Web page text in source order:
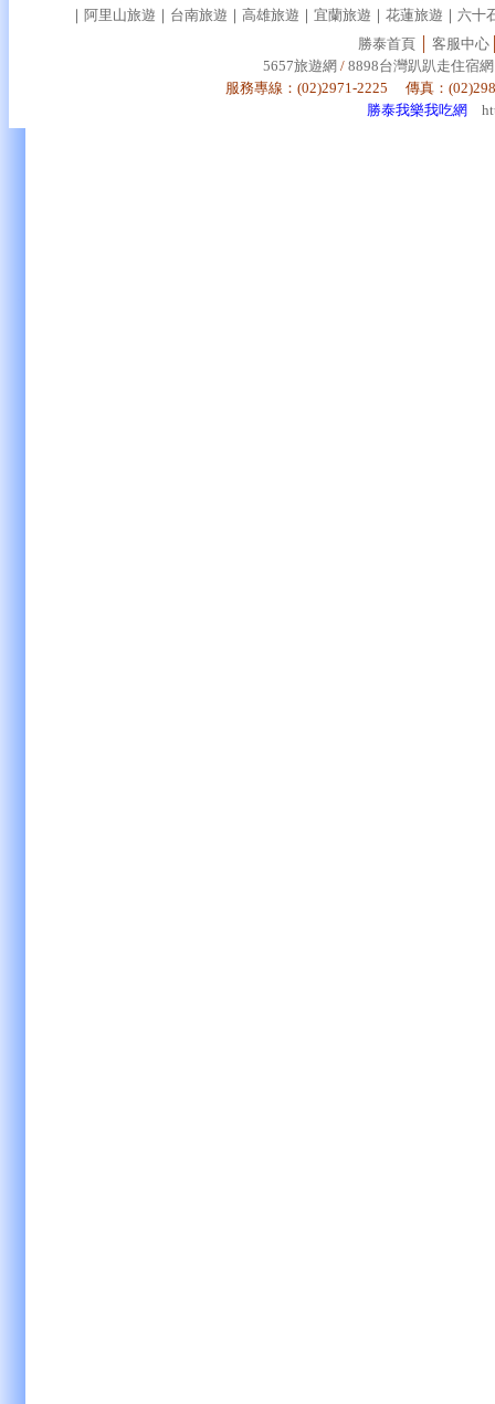
｜ 阿里山旅遊 ｜ 台南旅遊 ｜ 高雄旅遊 ｜ 宜蘭旅遊 ｜ 花蓮旅遊 ｜ 六十
勝泰首頁│ 客服中心
5657旅遊網 / 8898台灣趴趴走住宿網
服務專線：(02)2971-2225 傳真：
勝泰我樂我吃網